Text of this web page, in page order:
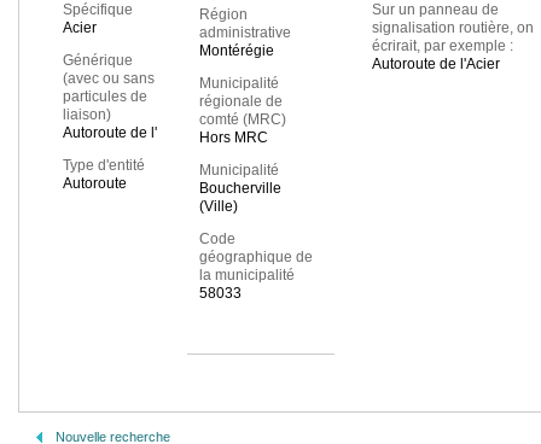
Spécifique
Acier
Générique
(avec ou sans
particules de
liaison)
Autoroute de l'
Type d'entité
Autoroute
Région
administrative
Montérégie
Municipalité
régionale de
comté (MRC)
Hors MRC
Municipalité
Boucherville
(Ville)
Code
géographique de
la municipalité
58033
Sur un panneau de
signalisation routière, on
écrirait, par exemple :
Autoroute de l'Acier
Nouvelle recherche